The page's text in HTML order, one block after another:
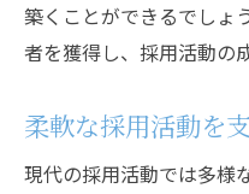
築くことができるでしょ
者を獲得し、採用活動の
柔軟な採用活動を
現代の採用活動では多様